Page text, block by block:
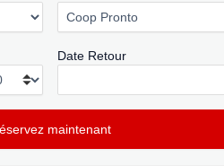
Date Retour